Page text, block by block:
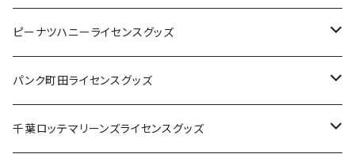
キャップ
ステッカー
缶バッジ
ステッカー
缶バッジ
アクリルキーホルダー
ピーナツハニーライセンスグッズ
Tシャツ
キャップ
パンク町田ライセンスグッズ
Tシャツ
千葉ロッテマリーンズライセンスグッズ